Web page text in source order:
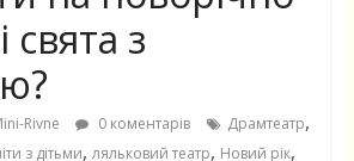
свята з
Rivne 0 коментарів Драмтеатр,
з дітьми, ляльковий театр, Новий рік,